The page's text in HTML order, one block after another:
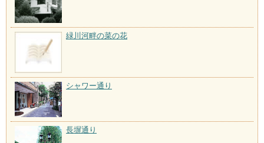
緑川河畔の菜の花
シャワー通り
長塀通り